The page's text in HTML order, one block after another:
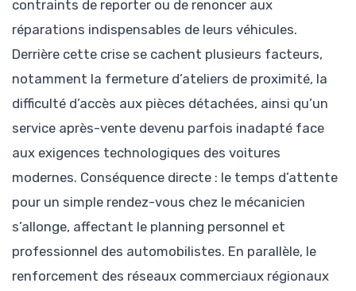
contraints de reporter ou de renoncer aux
réparations indispensables de leurs véhicules.
Derrière cette crise se cachent plusieurs facteurs,
notamment la fermeture d’ateliers de proximité, la
difficulté d’accès aux pièces détachées, ainsi qu’un
service après-vente devenu parfois inadapté face
aux exigences technologiques des voitures
modernes. Conséquence directe : le temps d’attente
pour un simple rendez-vous chez le mécanicien
s’allonge, affectant le planning personnel et
professionnel des automobilistes. En parallèle, le
renforcement des réseaux commerciaux régionaux